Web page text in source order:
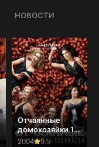
НОВОСТИ
Отчаянные
домохозяйки 1-
8 сезон
2004 9.5